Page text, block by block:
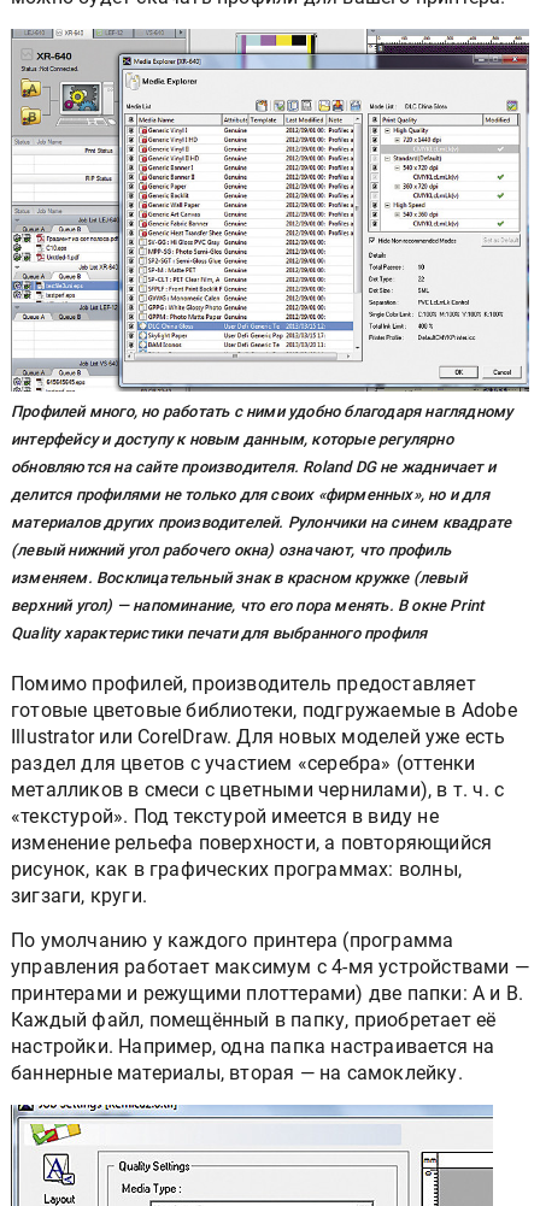
Профилей много, но работать с ними удобно благодаря наглядному
интерфейсу и доступу к новым данным, которые регулярно
обновляются на сайте производителя. Roland DG не жадничает и
делится профилями не только для своих «фирменных», но и для
материалов других производителей. Рулончики на синем квадрате
(левый нижний угол рабочего окна) означают, что профиль
изменяем. Восклицательный знак в красном кружке (левый
верхний угол) — напоминание, что его пора менять. В окне Print
Quality характеристики печати для выбранного профиля
Помимо профилей, производитель предоставляет
готовые цветовые библиотеки, подгружаемые в Adobe
Illustrator или CorelDraw. Для новых моделей уже есть
раздел для цветов с участием «серебра» (оттенки
металликов в смеси с цветными чернилами), в т. ч. с
«текстурой». Под текстурой имеется в виду не
изменение рельефа поверхности, а повторяющийся
рисунок, как в графических программах: волны,
зигзаги, круги.
По умолчанию у каждого принтера (программа
управления работает максимум с 4-мя устройствами —
принтерами и режущими плоттерами) две папки: А и В.
Каждый файл, помещённый в папку, приобретает её
настройки. Например, одна папка настраивается на
баннерные материалы, вторая — на самоклейку.